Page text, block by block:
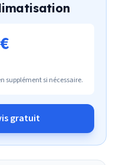
supplément si nécessaire.
gratuit